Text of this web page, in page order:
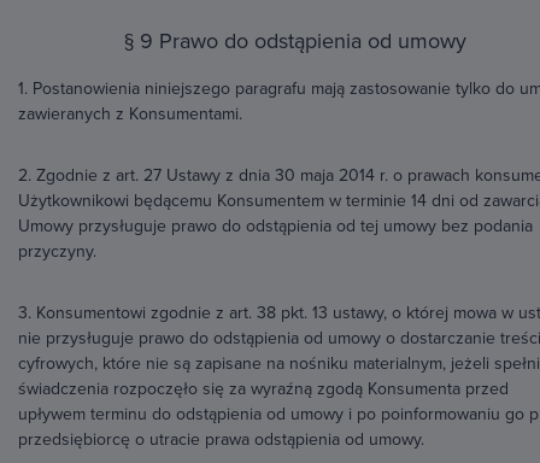
§ 9 Prawo do odstąpienia od umowy
1. Postanowienia niniejszego paragrafu mają zastosowanie tylko do
zawieranych z Konsumentami.
2. Zgodnie z art. 27 Ustawy z dnia 30 maja 2014 r. o prawach
Użytkownikowi będącemu Konsumentem w terminie 14 dni od
Umowy przysługuje prawo do odstąpienia od tej umowy bez podania
przyczyny.
3. Konsumentowi zgodnie z art. 38 pkt. 13 ustawy, o której mowa w
nie przysługuje prawo do odstąpienia od umowy o dostarczanie treści
cyfrowych, które nie są zapisane na nośniku materialnym, jeżeli
świadczenia rozpoczęło się za wyraźną zgodą Konsumenta przed
upływem terminu do odstąpienia od umowy i po poinformowaniu go
przedsiębiorcę o utracie prawa odstąpienia od umowy.